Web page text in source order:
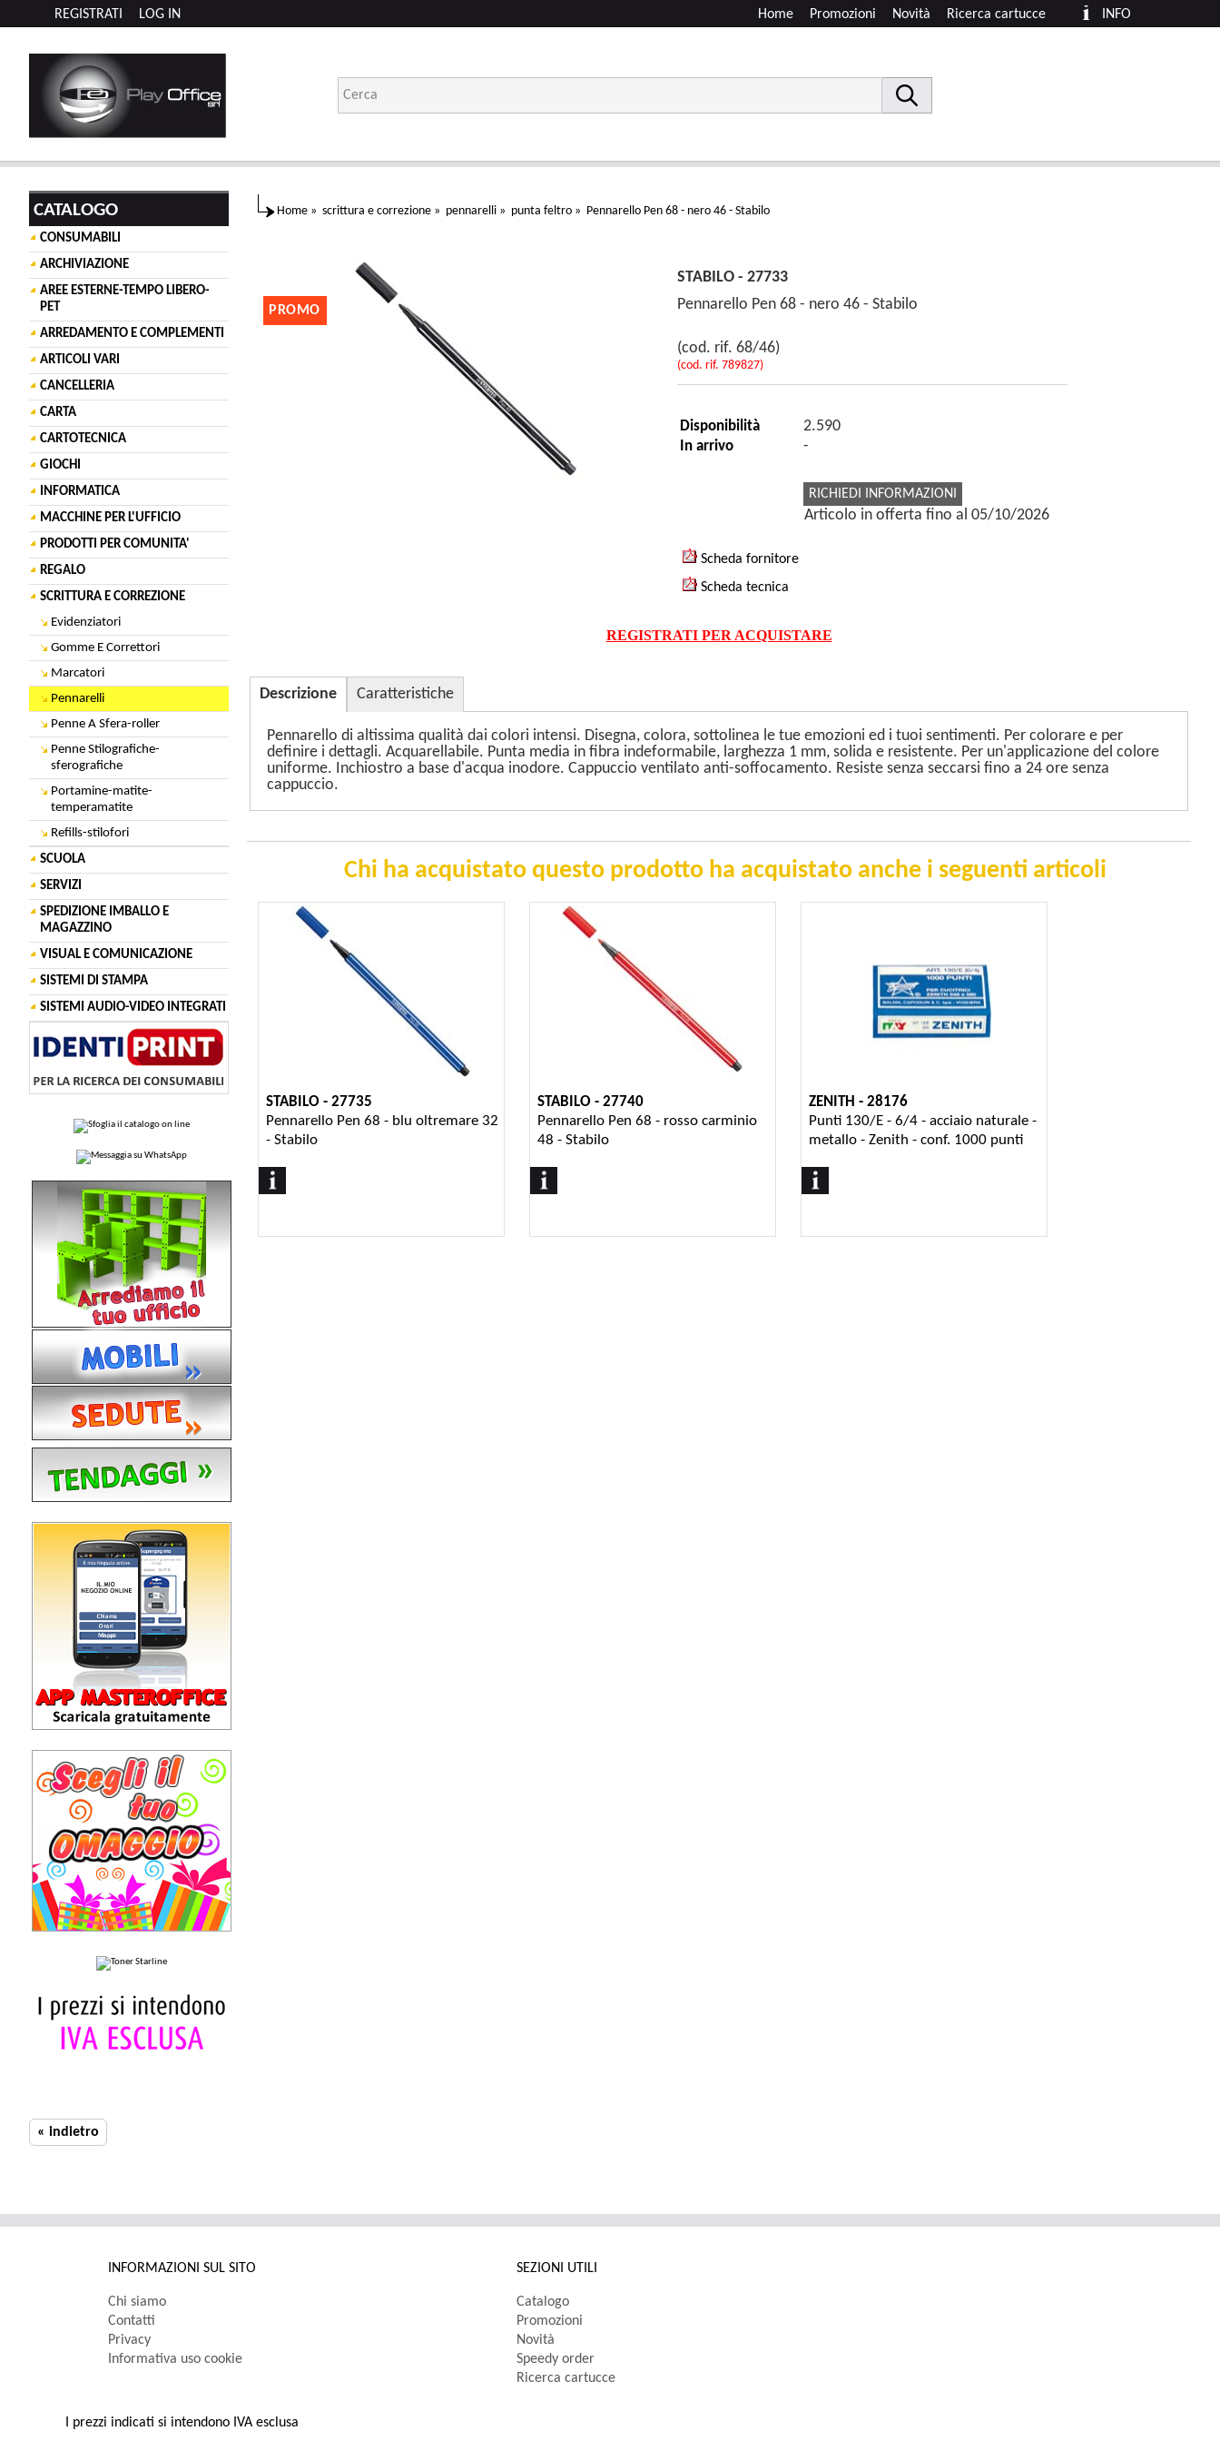
LOG IN
REGISTRATI INFO
Ricerca cartucce
Novità
Promozioni
Home
CATALOGO
CONSUMABILI
ARCHIVIAZIONE
AREE ESTERNE-TEMPO LIBERO-
PET
ARREDAMENTO E COMPLEMENTI
ARTICOLI VARI
CANCELLERIA
CARTA
CARTOTECNICA
GIOCHI
INFORMATICA
MACCHINE PER L'UFFICIO
PRODOTTI PER COMUNITA'
REGALO
SCRITTURA E CORREZIONE
Evidenziatori
Gomme E Correttori
Marcatori
Pennarelli
Penne A Sfera-roller
Penne Stilografiche-
sferografiche
Portamine-matite-
temperamatite
Refills-stilofori
SCUOLA
SERVIZI
SPEDIZIONE IMBALLO E
MAGAZZINO
VISUAL E COMUNICAZIONE
SISTEMI DI STAMPA
SISTEMI AUDIO-VIDEO INTEGRATI
Home » scrittura e correzione » pennarelli » punta feltro » Pennarello Pen 68 - nero 46 - Stabilo
PROMO
STABILO - 27733
Pennarello Pen 68 - nero 46 - Stabilo
(cod. rif. 68/46)
(cod. rif. 789827)
Disponibilità 2.590
In arrivo -
RICHIEDI INFORMAZIONI
Articolo in offerta fino al 05/10/2026
Scheda fornitore
Scheda tecnica
REGISTRATI PER ACQUISTARE
Descrizione Caratteristiche
Pennarello di altissima qualità dai colori intensi. Disegna, colora, sottolinea le tue emozioni ed i tuoi sentimenti. Per colorare e per
definire i dettagli. Acquarellabile. Punta media in fibra indeformabile, larghezza 1 mm, solida e resistente. Per un'applicazione del colore
uniforme. Inchiostro a base d'acqua inodore. Cappuccio ventilato anti-soffocamento. Resiste senza seccarsi fino a 24 ore senza
cappuccio.
Chi ha acquistato questo prodotto ha acquistato anche i seguenti articoli
STABILO - 27735
Pennarello Pen 68 - blu oltremare 32
- Stabilo
STABILO - 27740
Pennarello Pen 68 - rosso carminio
48 - Stabilo
ZENITH - 28176
Punti 130/E - 6/4 - acciaio naturale -
metallo - Zenith - conf. 1000 punti
« indietro
INFORMAZIONI SUL SITO
Chi siamo
Contatti
Privacy
Informativa uso cookie
SEZIONI UTILI
Catalogo
Promozioni
Novità
Speedy order
Ricerca cartucce
I prezzi indicati si intendono IVA esclusa